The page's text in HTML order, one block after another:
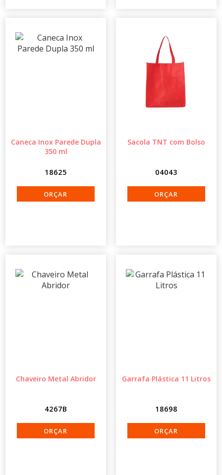
Caneca Inox Parede Dupla
350 ml
18625
Sacola TNT com Bolso
04043
Chaveiro Metal Abridor
4267B
Garrafa Plástica 11 Litros
18698